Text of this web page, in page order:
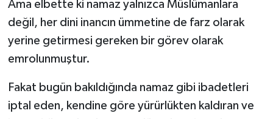
Ama elbette ki namaz yalnızca Müslümanlara
değil, her dini inancın ümmetine de farz olarak
yerine getirmesi gereken bir görev olarak
emrolunmuştur.
Fakat bugün bakıldığında namaz gibi ibadetleri
iptal eden, kendine göre yürürlükten kaldıran ve